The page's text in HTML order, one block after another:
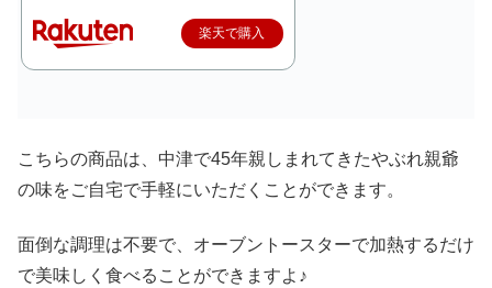
楽天で購入
こちらの商品は、中津で45年親しまれてきたやぶれ親爺
の味をご自宅で手軽にいただくことができます。
面倒な調理は不要で、オーブントースターで加熱するだけ
で美味しく食べることができますよ♪